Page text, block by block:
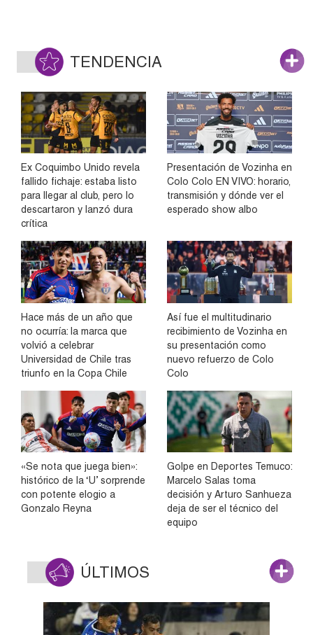
TENDENCIA
Ex Coquimbo Unido revela
fallido fichaje: estaba listo
para llegar al club, pero lo
descartaron y lanzó dura
crítica
Presentación de Vozinha en
Colo Colo EN VIVO: horario,
transmisión y dónde ver el
esperado show albo
Hace más de un año que
no ocurría: la marca que
volvió a celebrar
Universidad de Chile tras
triunfo en la Copa Chile
Así fue el multitudinario
recibimiento de Vozinha en
su presentación como
nuevo refuerzo de Colo
Colo
«Se nota que juega bien»:
histórico de la ‘U’ sorprende
con potente elogio a
Gonzalo Reyna
Golpe en Deportes Temuco:
Marcelo Salas toma
decisión y Arturo Sanhueza
deja de ser el técnico del
equipo
ÚLTIMOS